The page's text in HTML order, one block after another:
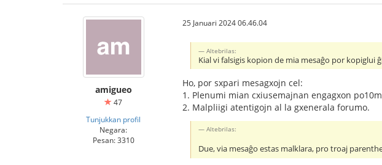
amigueo
47
Tunjukkan profil
Negara:
Pesan: 3310
25 Januari 2024 06.46.04
Altebrilas:
Kial vi falsigis kopion de mia mesaĝo por kopiglui
Ho, por sxpari mesagxojn cel:
1. Plenumi mian cxiusemajnan engagxon
2. Malpliigi atentigojn al la gxenerala forumo.
Altebrilas:
Due, via mesaĝo estas malklara, pro troaj